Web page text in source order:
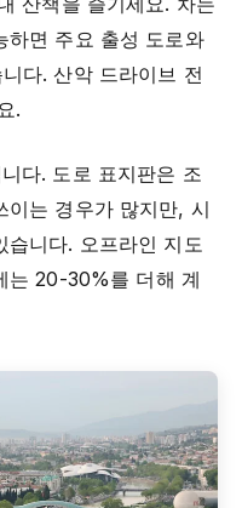
하면 주요 출성 도로와
다. 산악 드라이브 전
.
다. 도로 표지판은 조
이는 경우가 많지만, 시
니다. 오프라인 지도
는 20-30%를 더해 계